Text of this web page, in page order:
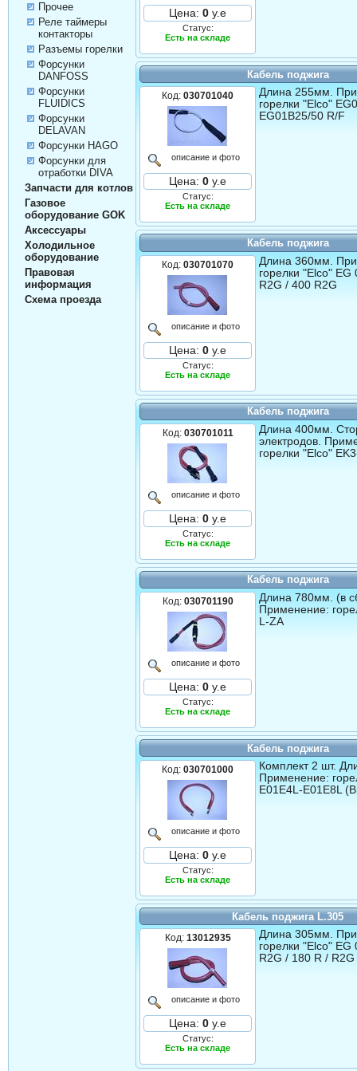
Прочее
Реле таймеры
контакторы
Разъемы горелки
Форсунки
DANFOSS
Форсунки
FLUIDICS
Форсунки
DELAVAN
Форсунки HAGO
Форсунки для
отработки DIVA
Запчасти для котлов
Газовое
оборудование GOK
Аксессуары
Холодильное
оборудование
Правовая
информация
Схема проезда
Цена: 0 у.е
Статус:
Есть на складе
Кабель поджига
Код:030701040
описание и фото
Цена: 0 у.е
Статус:
Есть на складе
Длина 255мм.
горелки "Elco"
ЕG01B25/50 R/F
Кабель поджига
Код:030701070
описание и фото
Цена: 0 у.е
Статус:
Есть на складе
Длина 360мм.
горелки "Elco" EG
R2G / 400 R2G
Кабель поджига
Код: 030701011
описание и фото
Цена: 0 у.е
Статус:
Есть на складе
Длина 400мм.
электродов.
горелки "Elco"
Кабель поджига
Код: 030701190
описание и фото
Цена: 0 у.е
Статус:
Есть на складе
Длина 780мм. (в
Применение:
L-ZA
Кабель поджига
Код:030701000
описание и фото
Цена: 0 у.е
Статус:
Есть на складе
Комплект 2 шт.
Применение:
Е01E4L-E01E8L
Кабель поджига L.305
Код: 13012935
описание и фото
Цена: 0 у.е
Статус:
Есть на складе
Длина 305мм.
горелки "Elco" EG
R2G / 180 R / R2G